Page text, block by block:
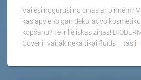
Vai esi nogurusi no cīņas ar pin­nēm?
kas apvieno gan dekoratīvo
kopšanu? Te ir lieliskas ziņas!
Cover ir vairāk nekā tikai fluīds – tas ir